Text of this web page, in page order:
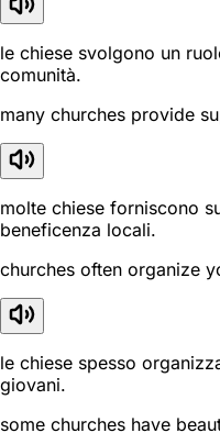
le chiese svolgono un
comunità.
many churches provide
molte chiese forniscono
beneficenza locali.
churches often organize
le chiese spesso
giovani.
some churches have